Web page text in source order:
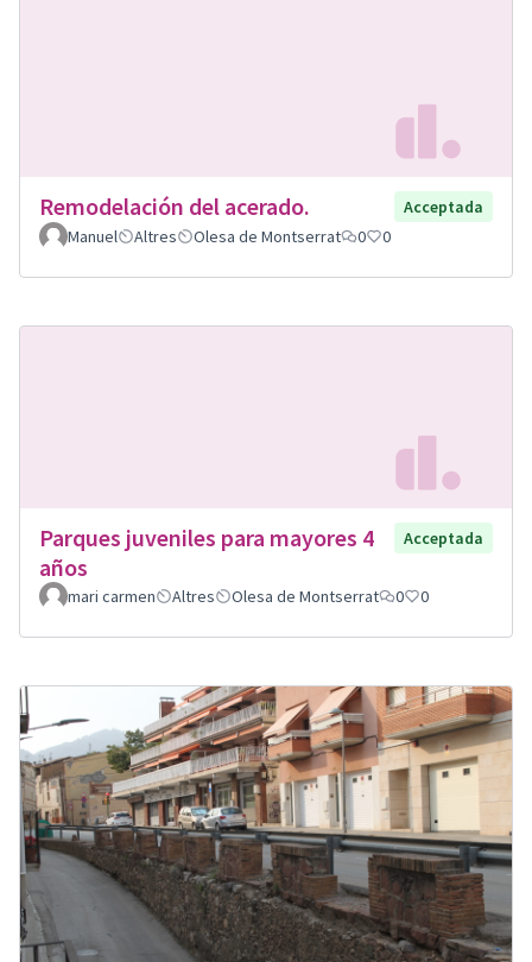
Remodelación del acerado.
Acceptada
Manuel
Altres Olesa de Montserrat 0 0
Parques juveniles para mayores 4
años
Acceptada
mari carmen Altres Olesa de Montserrat 0 0